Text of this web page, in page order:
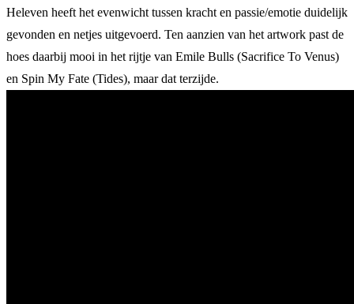
Heleven heeft het evenwicht tussen kracht en passie/emotie duidelijk
gevonden en netjes uitgevoerd. Ten aanzien van het artwork past de
hoes daarbij mooi in het rijtje van Emile Bulls (Sacrifice To Venus)
en Spin My Fate (Tides), maar dat terzijde.